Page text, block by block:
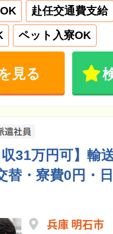
赴任交通費支給
ペット入寮OK
見る
収31万円可】輸
替・寮費0円・
兵庫 明石市